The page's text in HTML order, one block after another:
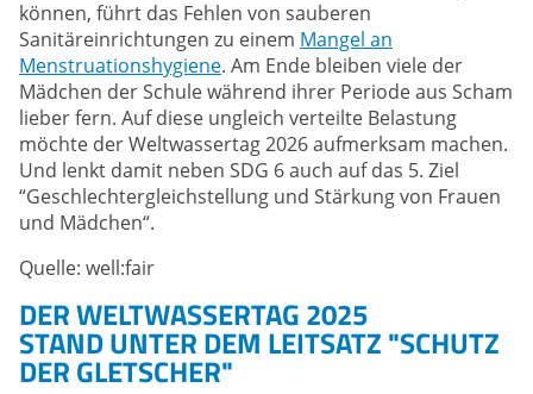
können, führt das Fehlen von sauberen
Sanitäreinrichtungen zu einem Mangel an
Menstruationshygiene. Am Ende bleiben viele der
Mädchen der Schule während ihrer Periode aus Scham
lieber fern. Auf diese ungleich verteilte Belastung
möchte der Weltwassertag 2026 aufmerksam machen.
Und lenkt damit neben SDG 6 auch auf das 5. Ziel
“Geschlechtergleichstellung und Stärkung von Frauen
und Mädchen“.
Quelle: well:fair
DER WELTWASSERTAG 2025
STAND UNTER DEM LEITSATZ "SCHUTZ
DER GLETSCHER"